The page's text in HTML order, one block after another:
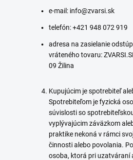
e-mail: info@zvarsi.sk
telefón: +421 948 072 919
adresa na zasielanie
vráteného tovaru:
09 Žilina
Kupujúcim je spotrebiteľ
Spotrebiteľom je fyzická
súvislosti so
vyplývajúcim záväzkom
praktike nekoná v rámci
činnosti alebo povolania.
osoba, ktorá pri uzatváraní